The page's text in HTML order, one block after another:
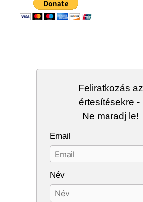
Feliratkozás az
értesítésekre -
Ne maradj le!
Email
Név